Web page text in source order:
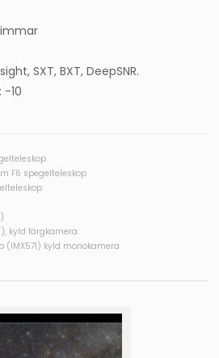
SXT, BXT, DeepSNR.
10
F6 spegelteleskop
kyld färgkamera.
(IMX571) kyld monokamera